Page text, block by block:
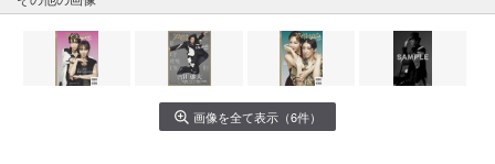
画像を全て表示（6件）